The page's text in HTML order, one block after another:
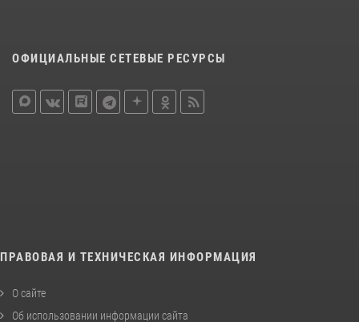
ОФИЦИАЛЬНЫЕ СЕТЕВЫЕ РЕСУРСЫ
ПРАВОВАЯ И ТЕХНИЧЕСКАЯ ИНФОРМАЦИЯ
О сайте
Об использовании информации сайта